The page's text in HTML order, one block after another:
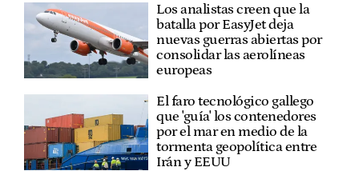
Los analistas creen que la
batalla por EasyJet deja
nuevas guerras abiertas por
consolidar las aerolíneas
europeas
El faro tecnológico gallego
que 'guía' los contenedores
por el mar en medio de la
tormenta geopolítica entre
Irán y EEUU